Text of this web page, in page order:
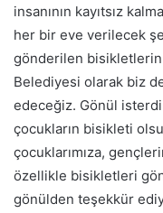
insanının kayıtsız
her bir eve verilecek
gönderilen bisikletlerin
Belediyesi olarak biz
edeceğiz. Gönül isterdi
çocukların bisikleti
çocuklarımıza,
özellikle bisikletleri
gönülden teşekkür